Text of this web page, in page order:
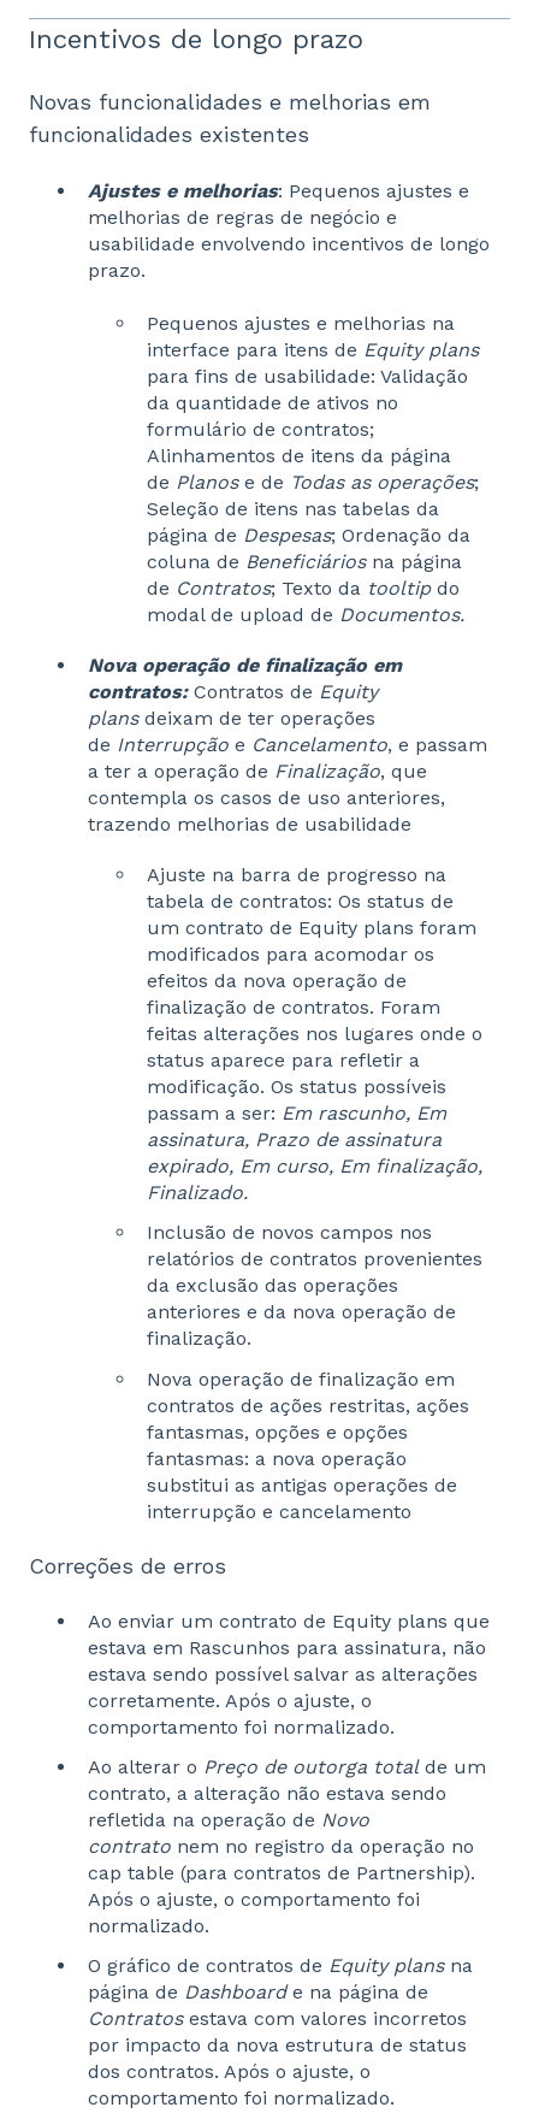
Incentivos de longo prazo
Novas funcionalidades e melhorias em
funcionalidades existentes
Ajustes e melhorias: Pequenos ajustes e
melhorias de regras de negócio e
usabilidade envolvendo incentivos de longo
prazo.
Pequenos ajustes e melhorias na
interface para itens de Equity plans
para fins de usabilidade: Validação
da quantidade de ativos no
formulário de contratos;
Alinhamentos de itens da página
de Planose de Todas as operações;
Seleção de itens nas tabelas da
página de Despesas; Ordenação da
coluna de Beneficiários na página
de Contratos; Texto da tooltipdo
modal de upload de Documentos.
Nova operação de finalização em
contratos: Contratos de Equity
plans deixam de ter operações
de Interrupção e Cancelamento, e passam
a ter a operação de Finalização, que
contempla os casos de uso anteriores,
trazendo melhorias de usabilidade
Ajuste na barra de progresso na
tabela de contratos: Os status de
um contrato de Equity plans foram
modificados para acomodar os
efeitos da nova operação de
finalização de contratos. Foram
feitas alterações nos lugares onde o
status aparece para refletir a
modificação. Os status possíveis
passam a ser: Em rascunho, Em
assinatura, Prazo de assinatura
expirado, Em curso, Em finalização,
Finalizado.
Inclusão de novos campos nos
relatórios de contratos provenientes
da exclusão das operações
anteriores e da nova operação de
finalização.
Nova operação de finalização em
contratos de ações restritas, ações
fantasmas, opções e opções
fantasmas: a nova operação
substitui as antigas operações de
interrupção e cancelamento
Correções de erros
Ao enviar um contrato de Equity plans que
estava em Rascunhos para assinatura, não
estava sendo possível salvar as alterações
corretamente. Após o ajuste, o
comportamento foi normalizado.
Ao alterar o Preço de outorga total de um
contrato, a alteração não estava sendo
refletida na operação de Novo
contrato nem no registro da operação no
cap table (para contratos de Partnership).
Após o ajuste, o comportamento foi
normalizado.
O gráfico de contratos de Equity plans na
página de Dashboarde na página de
Contratos estava com valores incorretos
por impacto da nova estrutura de status
dos contratos. Após o ajuste, o
comportamento foi normalizado.